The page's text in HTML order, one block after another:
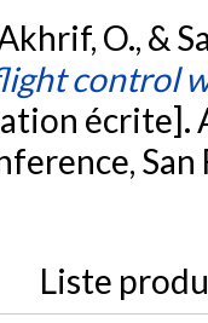
O., &
control
écrite].
San
Liste